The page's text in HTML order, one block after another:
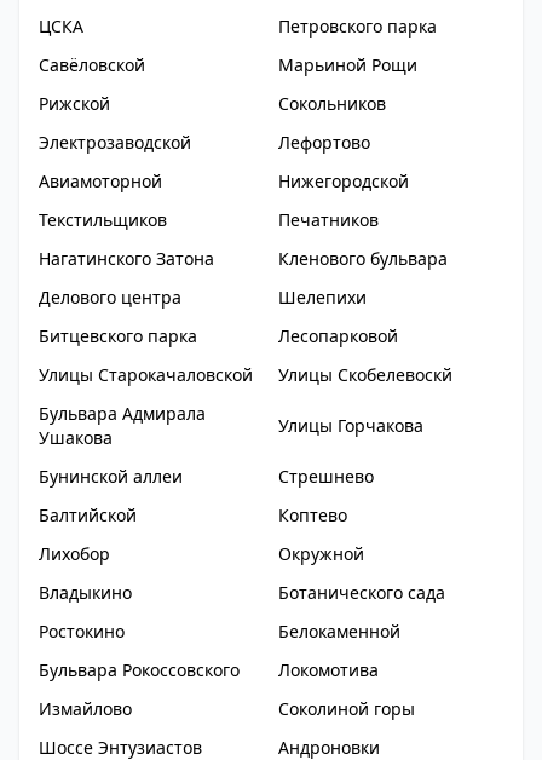
ЦСКА
Петровского парка
Савёловской
Марьиной Рощи
Рижской
Сокольников
Электрозаводской
Лефортово
Авиамоторной
Нижегородской
Текстильщиков
Печатников
Нагатинского Затона
Кленового бульвара
Делового центра
Шелепихи
Битцевского парка
Лесопарковой
Улицы Старокачаловской
Улицы Скобелевоскй
Бульвара Адмирала
Ушакова
Улицы Горчакова
Бунинской аллеи
Стрешнево
Балтийской
Коптево
Лихобор
Окружной
Владыкино
Ботанического сада
Ростокино
Белокаменной
Бульвара Рокоссовского
Локомотива
Измайлово
Соколиной горы
Шоссе Энтузиастов
Андроновки